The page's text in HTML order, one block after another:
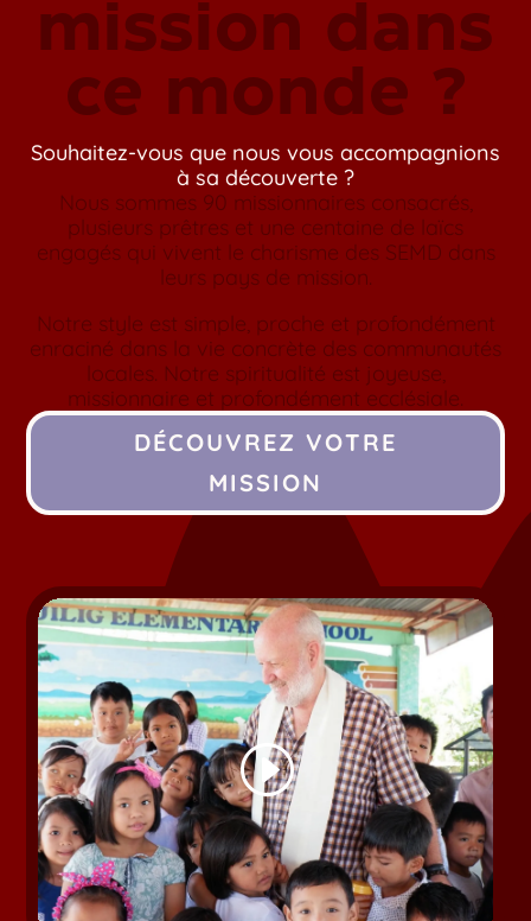
mission dans
ce monde ?
Souhaitez-vous que nous vous accompagnions
à sa découverte ?
Nous sommes 90 missionnaires consacrés,
plusieurs prêtres et une centaine de laïcs
engagés qui vivent le charisme des SEMD dans
leurs pays de mission.
Notre style est simple, proche et profondément
enraciné dans la vie concrète des communautés
locales. Notre spiritualité est joyeuse,
missionnaire et profondément ecclésiale.
DÉCOUVREZ VOTRE
MISSION